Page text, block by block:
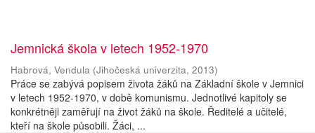
Jemnická škola v letech 1952-1970
Habrová, Vendula (Jihočeská univerzita, 2013)
Práce se zabývá popisem života žáků na Základní škole v Jemnici
v letech 1952-1970, v době komunismu. Jednotlivé kapitoly se
konkrétněji zaměřují na život žáků na škole. Ředitelé a učitelé,
kteří na škole působili. Žáci, ...